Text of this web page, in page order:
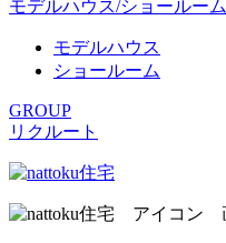
モデルハウス/ショールーム
モデルハウス
ショールーム
GROUP
リクルート